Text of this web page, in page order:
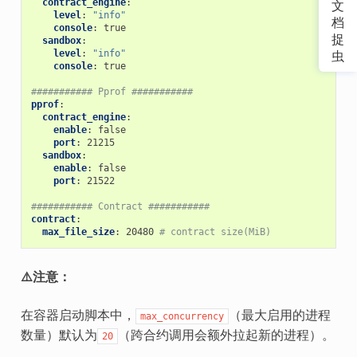
level :
"info"
console:
true
sandbox:
level :
"info"
console: true
########### Pprof ###########
pprof:
contract_engine:
enable:
false
port:
21215
sandbox:
enable:
false
port: 21522
########### Contract ###########
contract:
max_file_size: 20480 # contract size(MiB)
⚠️注意：
在容器启动脚本中， max_concurrency
（最大启用的进程
数量）默认为 20 （跨合约调用会额外拉起新的进程）。
文
档
捉
虫